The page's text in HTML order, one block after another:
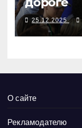
25.12.2025
О сайте
Рекламодателю